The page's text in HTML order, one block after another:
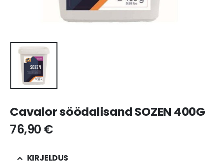
Cavalor söödalisand SOZEN 400G
76,90 €
KIRJELDUS